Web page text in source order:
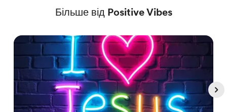
Більше від Positive Vibes